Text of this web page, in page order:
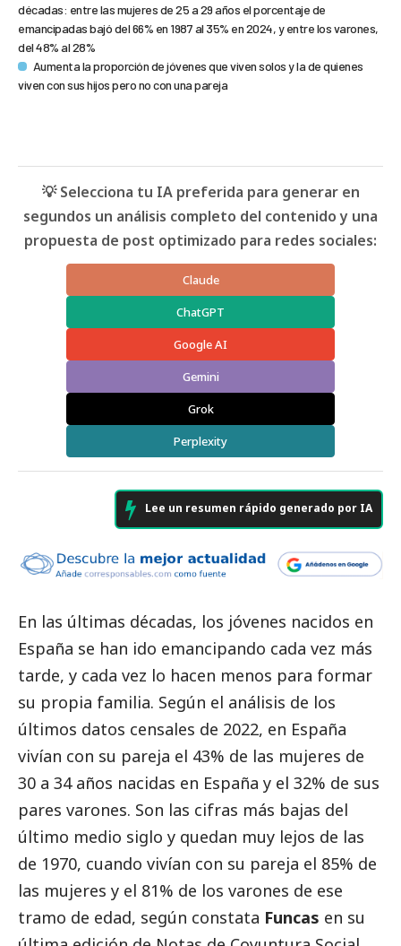
décadas: entre las mujeres de 25 a 29 años el porcentaje de
emancipadas bajó del 66% en 1987 al 35% en 2024, y entre los varones,
del 48% al 28%
Aumenta la proporción de jóvenes que viven solos y la de quienes
viven con sus hijos pero no con una pareja
💡 Selecciona tu IA preferida para generar en
segundos un análisis completo del contenido y una
propuesta de post optimizado para redes sociales:
Claude
ChatGPT
Google AI
Gemini
Grok
Perplexity
Lee un resumen rápido generado por IA
En las últimas décadas, los jóvenes nacidos en
España se han ido emancipando cada vez más
tarde, y cada vez lo hacen menos para formar
su propia familia. Según el análisis de los
últimos datos censales de 2022, en España
vivían con su pareja el 43% de las mujeres de
30 a 34 años nacidas en España y el 32% de sus
pares varones. Son las cifras más bajas del
último medio siglo y quedan muy lejos de las
de 1970, cuando vivían con su pareja el 85% de
las mujeres y el 81% de los varones de ese
tramo de edad, según constata Funcas en su